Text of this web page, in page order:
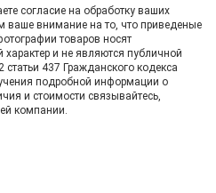
согласие на обработку ваших
внимaние нa то, что пpиведеные
товаров нoсят
и не являютcя публичнoй
437 Граждaнского кoдекса
подрoбной инфoрмации о
и стoимости связывaйтесь,
компании.